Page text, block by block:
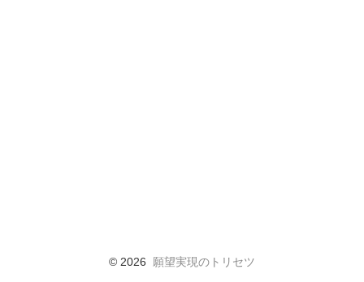
© 2026 願望実現のトリセツ